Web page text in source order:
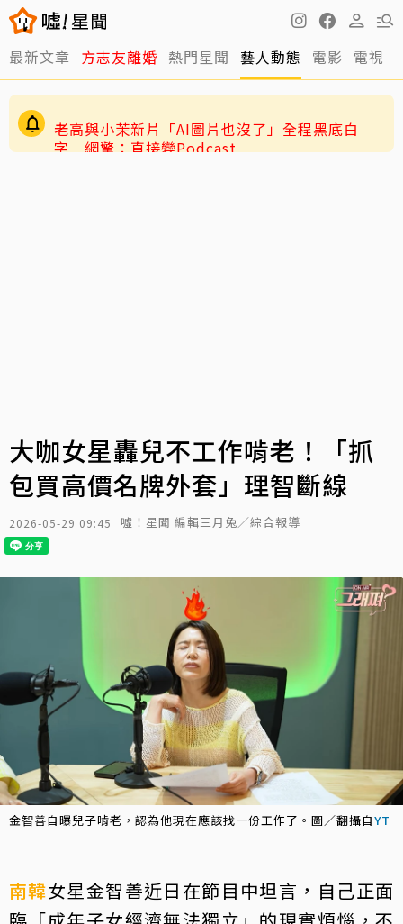
最新文章 方志友離婚 熱門星聞 藝人動態 電影 電視
快訊／方志友、楊銘威離婚了！結束12年婚「無
法再做情人永遠是家人」
字 網驚：直接變Podcast
大咖女星轟兒不工作啃老！「抓
包買高價名牌外套」理智斷線
2026-05-29 09:45 噓！星聞 編輯三月兔／綜合報導
金智善自曝兒子啃老，認為他現在應該找一份工作了。圖／翻攝自YT
南韓女星金智善近日在節目中坦言，自己正面